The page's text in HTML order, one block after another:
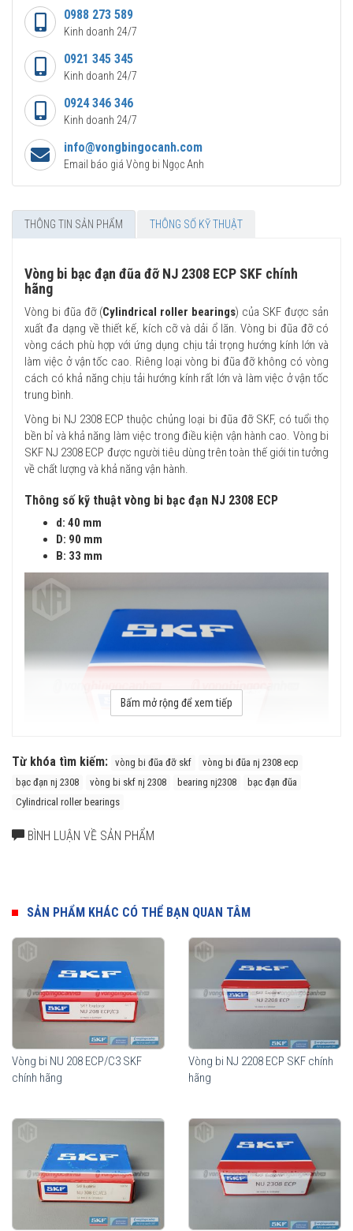
0988 273 589
Kinh doanh 24/7
0921 345 345
Kinh doanh 24/7
0924 346 346
Kinh doanh 24/7
info@vongbingocanh.com
Email báo giá Vòng bi Ngọc Anh
THÔNG TIN SẢN PHẨM THÔNG SỐ KỸ THUẬT
Vòng bi bạc đạn đũa đỡ NJ 2308 ECP SKF chính
hãng
Vòng bi đũa đỡ (Cylindrical roller bearings) của SKF được sản
xuất đa dạng về thiết kế, kích cỡ và dải ổ lăn. Vòng bi đũa đỡ có
vòng cách phù hợp với ứng dụng chịu tải trọng hướng kính lớn và
làm việc ở vận tốc cao. Riêng loại vòng bi đũa đỡ không có vòng
cách có khả năng chịu tải hướng kính rất lớn và làm việc ở vận tốc
trung bình.
Vòng bi NJ 2308 ECP thuộc chủng loại bi đũa đỡ SKF, có tuổi thọ
bền bỉ và khả năng làm việc trong điều kiện vận hành cao. Vòng bi
SKF NJ 2308 ECP được người tiêu dùng trên toàn thế giới tin tưởng
về chất lượng và khả năng vận hành.
Thông số kỹ thuật vòng bi bạc đạn NJ 2308 ECP
d: 40 mm
D: 90 mm
B: 33 mm
(ECP) với ưu điểm là Nhẹ, Đàn hồi cao, chịu ma sát trượt tốt, khả
Thành phần quan trọng nhất của vòng bi đũa đỡ SKF là các con
lăn hình trụ. Biên dạng hình học của con lăn dạng logarithmic giúp
phân bổ tải trọng một cách tối ưu trên toàn bộ vùng tiếp xúc trong
vòng bi. Độ nhẵn bề mặt của con lăn tối đa khả năng hình thành
màng bôi trơn, giúp tối ưu hoá chuyển động lăn của con lăn. Lợi
ích mang lại từ những tính năng vượt trội này so với thiết kế truyền
thống là khả năng nâng cao độ tin cậy khi vận hành và khả năng
chịu sự lệch trục tốt hơn.
Bấm mở rộng để xem tiếp
Từ khóa tìm kiếm: vòng bi đũa đỡ skf
vòng bi đũa nj 2308 ecp
bạc đạn nj 2308
vòng bi skf nj 2308 bearing nj2308
bạc đạn đũa
Cylindrical roller bearings
BÌNH LUẬN VỀ SẢN PHẨM
SẢN PHẨM KHÁC CÓ THỂ BẠN QUAN TÂM
Vòng bi NU 208 ECP/C3 SKF
chính hãng
Vòng bi NJ 2208 ECP SKF chính
hãng